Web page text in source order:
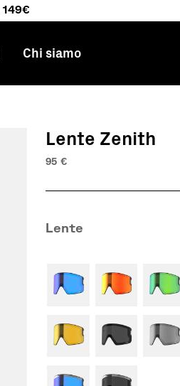
Chi siamo
Lente Zenith
95 €
Lente